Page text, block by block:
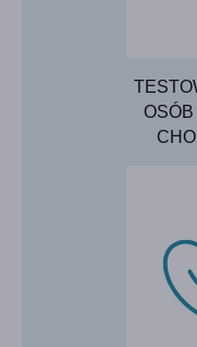
OSÓB